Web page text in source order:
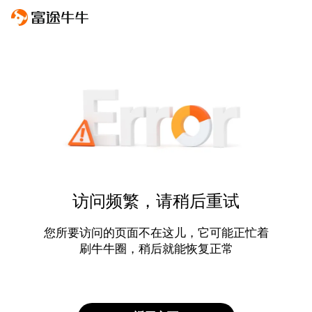
访问频繁，请稍后重试
您所要访问的页面不在这儿，它可能正忙着
刷牛牛圈，稍后就能恢复正常